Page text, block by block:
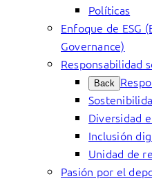
Políticas
Enfoque de ESG
Governance)
Responsabilidad
Back
Diversidad
Inclusión
Unidad de
Pasión por el